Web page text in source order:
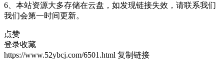
6、本站资源大多存储在云盘，如发现链接失效，请联系我们
我们会第一时间更新。
点赞
登录收藏
https://www.52ybcj.com/6501.html 复制链接